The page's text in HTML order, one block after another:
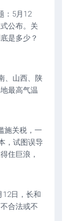
：5月12
公布。关
是多少？
、山西、陕
最高气温
施关税，一
，试图误导
住巨浪，
12日，长和
合法或不